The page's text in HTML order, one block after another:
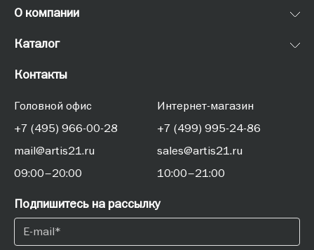
О компании
Каталог
Контакты
Головной офис
+7 (495) 966-00-28
mail@artis21.ru
09:00–20:00
Интернет-магазин
+7 (499) 995-24-86
sales@artis21.ru
10:00–21:00
Подпишитесь на рассылку